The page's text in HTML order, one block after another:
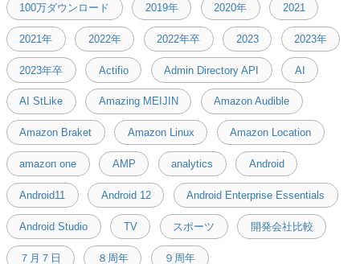
100万ダウンロード 2019年 2020年 2021
2021年 2022年 2022年卒 2023 2023年
2023年卒 Actifio Admin Directory API AI
AI StLike Amazing MEIJIN Amazon Audible
Amazon Braket Amazon Linux Amazon Location
amazon one AMP analytics Android
Android11 Android 12 Android Enterprise Essentials
Android Studio TV スポーツ 開発会社比較
７月７日 ８周年 ９周年